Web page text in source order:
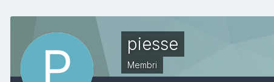
piesse
Membri